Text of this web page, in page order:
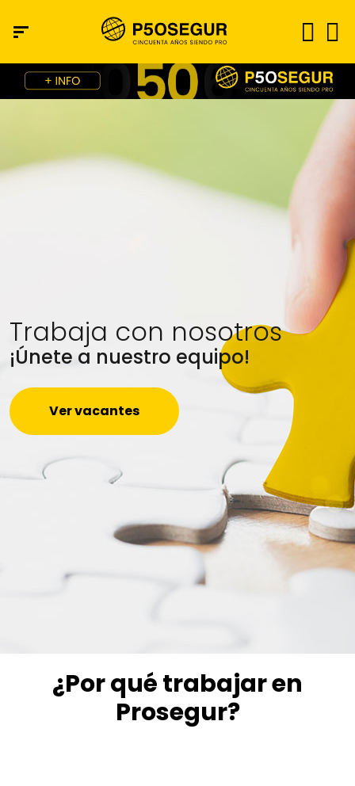
Trabaja con nosotros
¡Únete a nuestro equipo!
Ver vacantes
¿Por qué trabajar en
Prosegur?